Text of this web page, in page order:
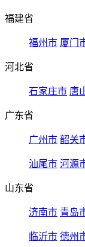
福建省
福州市 厦门
河北省
石家庄市 唐
广东省
广州市 韶关
汕尾市 河源
山东省
济南市 青岛
临沂市 德州